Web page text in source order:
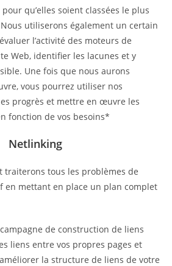
qu’elles soient classées le plus
utiliserons également un certain
l’activité des moteurs de
Web, identifier les lacunes et y
Une fois que nous aurons
vous pourrez utiliser nos
progrès et mettre en œuvre les
fonction de vos besoins*
Netlinking
traiterons tous les problèmes de
en mettant en place un plan complet
de construction de liens
liens entre vos propres pages et
la structure de liens de votre